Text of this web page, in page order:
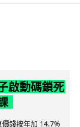
啟動碼鎖死
錢按年加 14.7%